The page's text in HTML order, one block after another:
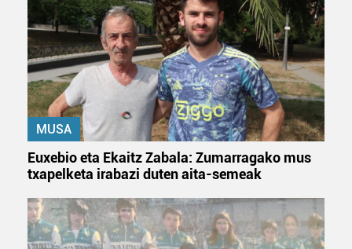
MUSA
Euxebio eta Ekaitz Zabala: Zumarragako mus
txapelketa irabazi duten aita-semeak